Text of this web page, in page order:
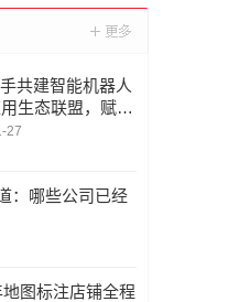
共建智能机器人
生态联盟，赋能
新生态
27
：哪些公司已经
地图标注店铺全程